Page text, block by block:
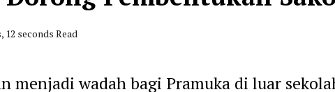
12 seconds Read
menjadi wadah bagi Pramuka di luar